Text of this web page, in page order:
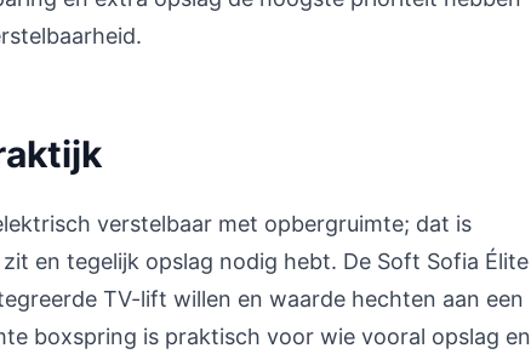
verstelbaar met opbergruimte; dat is
en tegelijk opslag nodig hebt. De Soft Sofia Élite
TV-lift willen en waarde hechten aan een
boxspring is praktisch voor wie vooral opslag en